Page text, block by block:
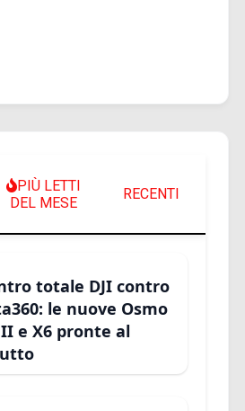
PIÙ LETTI
DEL MESE
RECENTI
totale DJI contro
le nuove Osmo
e X6 pronte al